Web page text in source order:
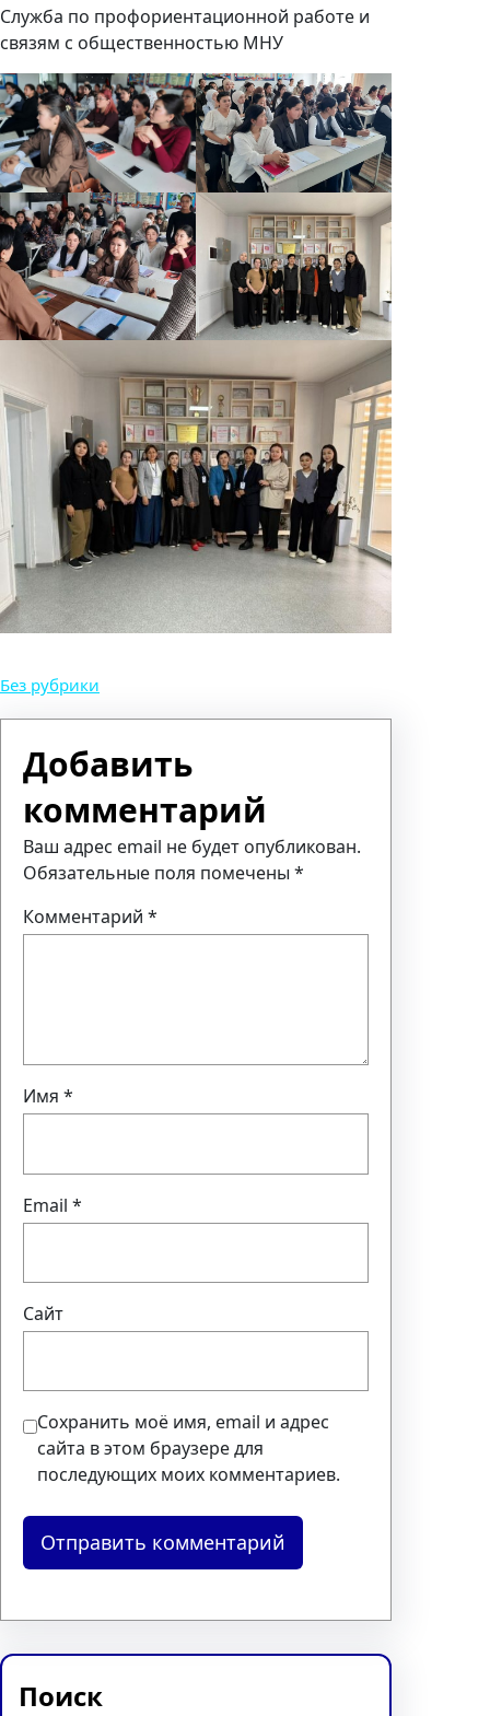
Служба по профориентационной работе и
связям с общественностью МНУ
Без рубрики
Добавить
комментарий
Ваш адрес email не будет опубликован.
Обязательные поля помечены *
Комментарий *
Имя *
Email *
Сайт
Сохранить моё имя, email и адрес
сайта в этом браузере для
последующих моих комментариев.
Поиск